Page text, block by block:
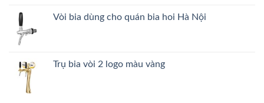
Vòi bia dùng cho quán bia hoi Hà Nội
Trụ bia vòi 2 logo màu vàng